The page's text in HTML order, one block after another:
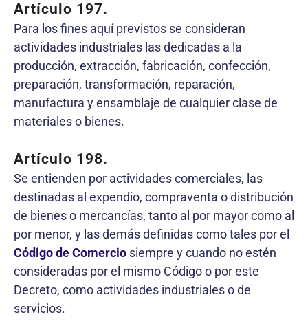
Artículo 197.
Para los fines aquí previstos se consideran
actividades industriales las dedicadas a la
producción, extracción, fabricación, confección,
preparación, transformación, reparación,
manufactura y ensamblaje de cualquier clase de
materiales o bienes.
Artículo 198.
Se entienden por actividades comerciales, las
destinadas al expendio, compraventa o distribución
de bienes o mercancías, tanto al por mayor como al
por menor, y las demás definidas como tales por el
Código de Comercio siempre y cuando no estén
consideradas por el mismo Código o por este
Decreto, como actividades industriales o de
servicios.